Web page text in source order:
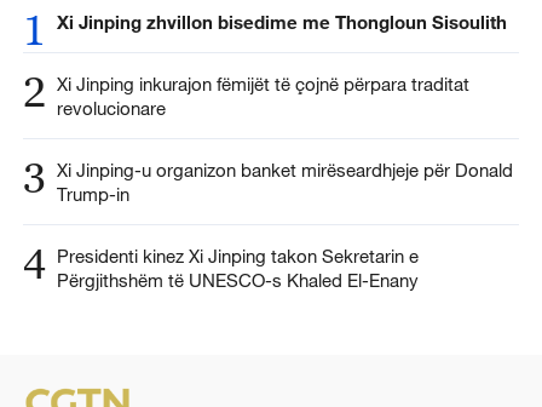
1 Xi Jinping zhvillon bisedime me Thongloun Sisoulith
2 Xi Jinping inkurajon fëmijët të çojnë përpara traditat
revolucionare
3 Xi Jinping-u organizon banket mirëseardhjeje për Donald
Trump-in
4 Presidenti kinez Xi Jinping takon Sekretarin e
Përgjithshëm të UNESCO-s Khaled El-Enany